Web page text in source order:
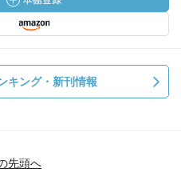
なこととして、民間セクタ
ターの3つの層に対してきめ
れは、地域により近い存在
揮されるべき領域である。
域金融に求められる大きな
キング・新刊情報
先頭へ